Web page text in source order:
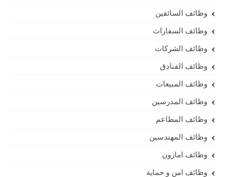
وظائف السائقين
وظائف السفارات
وظائف الشركات
وظائف الفنادق
وظائف المبيعات
وظائف المدرسين
وظائف المطاعم
وظائف المهندسين
وظائف امازون
وظائف امن و حماية